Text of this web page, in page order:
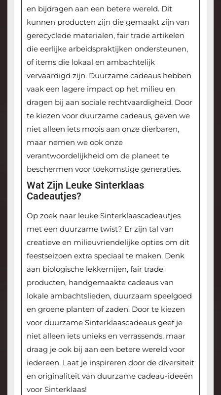
en bijdragen aan een betere wereld. Dit
kunnen producten zijn die gemaakt zijn van
gerecyclede materialen, fair trade artikelen
die eerlijke arbeidspraktijken ondersteunen,
of items die lokaal en ambachtelijk
vervaardigd zijn. Duurzame cadeaus hebben
vaak een lagere impact op het milieu en
dragen bij aan sociale rechtvaardigheid. Door
te kiezen voor duurzame cadeaus, geven we
niet alleen iets moois aan onze dierbaren,
maar nemen we ook onze
verantwoordelijkheid om de planeet te
beschermen voor toekomstige generaties.
Wat Zijn Leuke Sinterklaas
Cadeautjes?
Op zoek naar leuke Sinterklaascadeautjes
met een duurzame twist? Er zijn tal van
creatieve en milieuvriendelijke opties om dit
feestseizoen extra speciaal te maken. Denk
aan biologische lekkernijen, fair trade
producten, handgemaakte cadeaus van
lokale ambachtslieden, duurzaam speelgoed
en groene planten of zaden. Door te kiezen
voor duurzame Sinterklaascadeaus geef je
niet alleen iets unieks en verrassends, maar
draag je ook bij aan een betere wereld voor
iedereen. Laat je inspireren door de diversiteit
en originaliteit van duurzame cadeau-ideeën
voor Sinterklaas!